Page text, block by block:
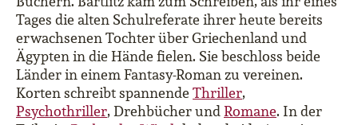
Tages die alten Schulreferate ihrer heute bereits
erwachsenen Tochter über Griechenland und
Ägypten in die Hände fielen. Sie beschloss beide
Länder in einem Fantasy-Roman zu vereinen.
Korten schreibt spannende Thriller,
Psychothriller, Drehbücher undRomane. In der